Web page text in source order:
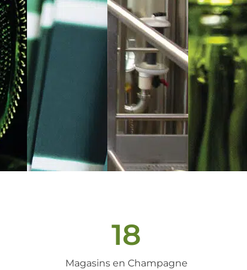
18
Magasins en Champagne